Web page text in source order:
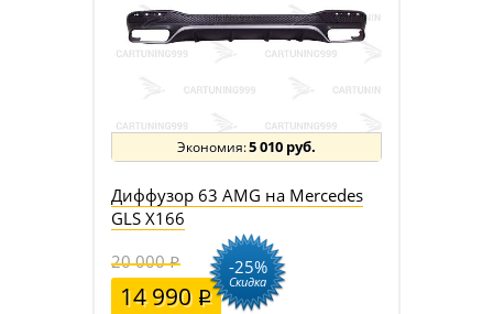
5 010 руб.
Диффузор 63 AMG на Mercedes
GLS X166
20 000
14 990
-25%
Скидка